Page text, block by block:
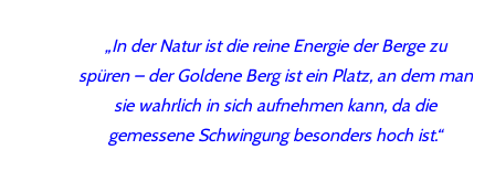
„In der Natur ist die reine Energie der Berge zu
spüren – der Goldene Berg ist ein Platz, an dem man
sie wahrlich in sich aufnehmen kann, da die
gemessene Schwingung besonders hoch ist.“